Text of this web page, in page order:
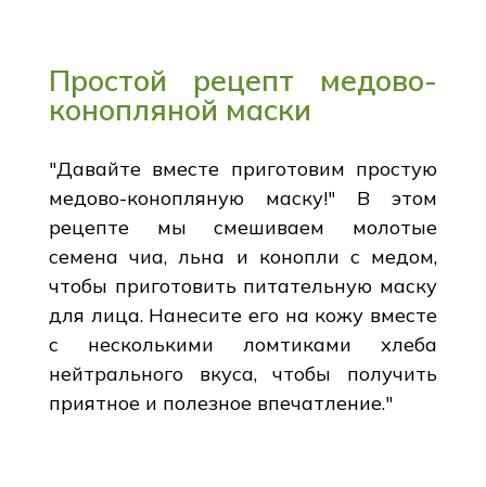
Простой рецепт медово-
конопляной маски
"Давайте вместе приготовим простую
медово-конопляную маску!" В этом
рецепте мы смешиваем молотые
семена чиа, льна и конопли с медом,
чтобы приготовить питательную маску
для лица. Нанесите его на кожу вместе
с несколькими ломтиками хлеба
нейтрального вкуса, чтобы получить
приятное и полезное впечатление."